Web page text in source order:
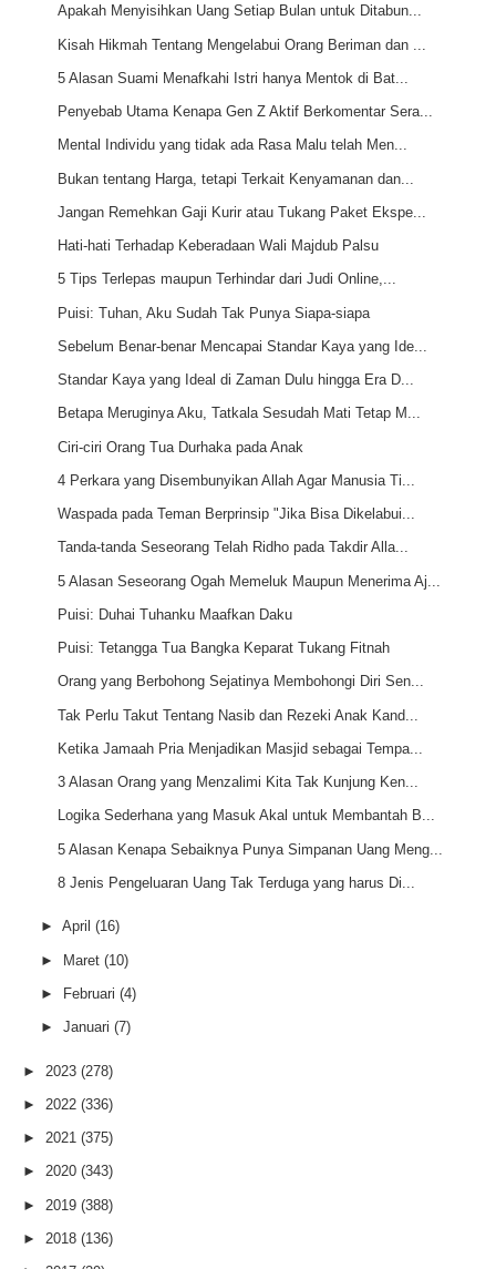
Apakah Menyisihkan Uang Setiap Bulan untuk Ditabun...
Kisah Hikmah Tentang Mengelabui Orang Beriman dan ...
5 Alasan Suami Menafkahi Istri hanya Mentok di Bat...
Penyebab Utama Kenapa Gen Z Aktif Berkomentar Sera...
Mental Individu yang tidak ada Rasa Malu telah Men...
Bukan tentang Harga, tetapi Terkait Kenyamanan dan...
Jangan Remehkan Gaji Kurir atau Tukang Paket Ekspe...
Hati-hati Terhadap Keberadaan Wali Majdub Palsu
5 Tips Terlepas maupun Terhindar dari Judi Online,...
Puisi: Tuhan, Aku Sudah Tak Punya Siapa-siapa
Sebelum Benar-benar Mencapai Standar Kaya yang Ide...
Standar Kaya yang Ideal di Zaman Dulu hingga Era D...
Betapa Meruginya Aku, Tatkala Sesudah Mati Tetap M...
Ciri-ciri Orang Tua Durhaka pada Anak
4 Perkara yang Disembunyikan Allah Agar Manusia Ti...
Waspada pada Teman Berprinsip "Jika Bisa Dikelabui...
Tanda-tanda Seseorang Telah Ridho pada Takdir Alla...
5 Alasan Seseorang Ogah Memeluk Maupun Menerima Aj...
Puisi: Duhai Tuhanku Maafkan Daku
Puisi: Tetangga Tua Bangka Keparat Tukang Fitnah
Orang yang Berbohong Sejatinya Membohongi Diri Sen...
Tak Perlu Takut Tentang Nasib dan Rezeki Anak Kand...
Ketika Jamaah Pria Menjadikan Masjid sebagai Tempa...
3 Alasan Orang yang Menzalimi Kita Tak Kunjung Ken...
Logika Sederhana yang Masuk Akal untuk Membantah B...
5 Alasan Kenapa Sebaiknya Punya Simpanan Uang Meng...
8 Jenis Pengeluaran Uang Tak Terduga yang harus Di...
► April (16)
► Maret (10)
► Februari (4)
► Januari (7)
► 2023 (278)
► 2022 (336)
► 2021 (375)
► 2020 (343)
► 2019 (388)
► 2018 (136)